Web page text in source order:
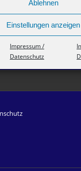
Ablehnen
Einstellungen anzeigen
Impressum /
Datenschutz